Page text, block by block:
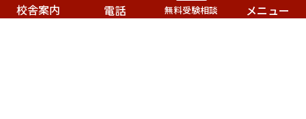
武田塾三軒茶屋校
校舎案内 電話 無料受験相談 メニュー